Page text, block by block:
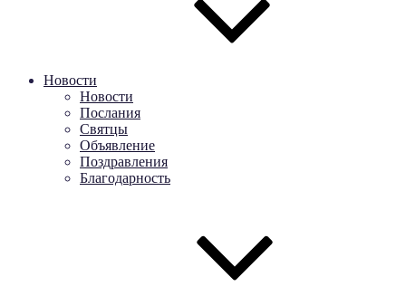
Новости
Новости
Послания
Святцы
Объявление
Поздравления
Благодарность